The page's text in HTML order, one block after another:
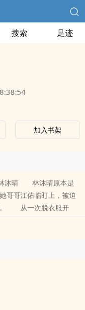
搜索 足迹
加入书架
林沐晴 林沐晴原本是
哥哥江佑临盯上，被迫
。 从一次脱衣服开
逼，林沐晴在这段关系
开一个笔记本，发现里
他早就蓄谋已久……